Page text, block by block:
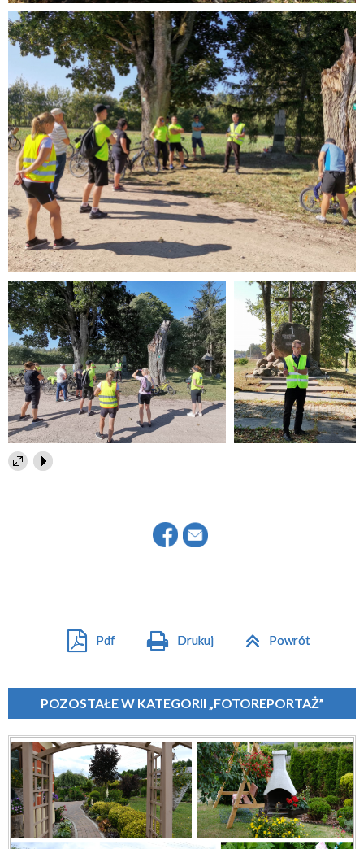
Pdf Drukuj Powrót
POZOSTAŁE W KATEGORII „FOTOREPORTAŻ”